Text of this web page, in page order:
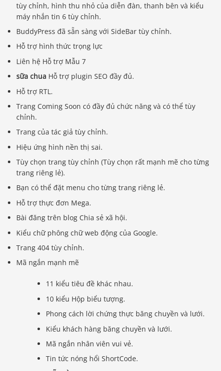
tùy chỉnh, hình thu nhỏ của diễn đàn, thanh bên và kiểu
máy nhắn tin 6 tùy chỉnh.
BuddyPress đã sẵn sàng với SideBar tùy chỉnh.
Hỗ trợ hình thức trọng lực
Liên hệ Hỗ trợ Mẫu 7
sữa chua Hỗ trợ plugin SEO đầy đủ.
Hỗ trợ RTL.
Trang Coming Soon có đầy đủ chức năng và có thể tùy
chỉnh.
Trang của tác giả tùy chỉnh.
Hiệu ứng hình nền thị sai.
Tùy chọn trang tùy chỉnh (Tùy chọn rất mạnh mẽ cho từng
trang riêng lẻ).
Bạn có thể đặt menu cho từng trang riêng lẻ.
Hỗ trợ thực đơn Mega.
Bài đăng trên blog Chia sẻ xã hội.
Kiểu chữ phông chữ web động của Google.
Trang 404 tùy chỉnh.
Mã ngắn mạnh mẽ
11 kiểu tiêu đề khác nhau.
10 kiểu Hộp biểu tượng.
Phong cách lời chứng thực băng chuyền và lưới.
Kiểu khách hàng băng chuyền và lưới.
Mã ngắn nhân viên vui vẻ.
Tin tức nóng hổi ShortCode.